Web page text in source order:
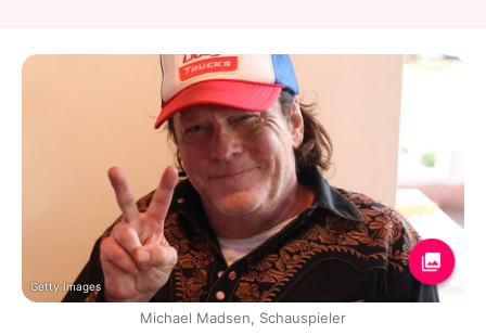
Getty Images
Michael Madsen, Schauspieler